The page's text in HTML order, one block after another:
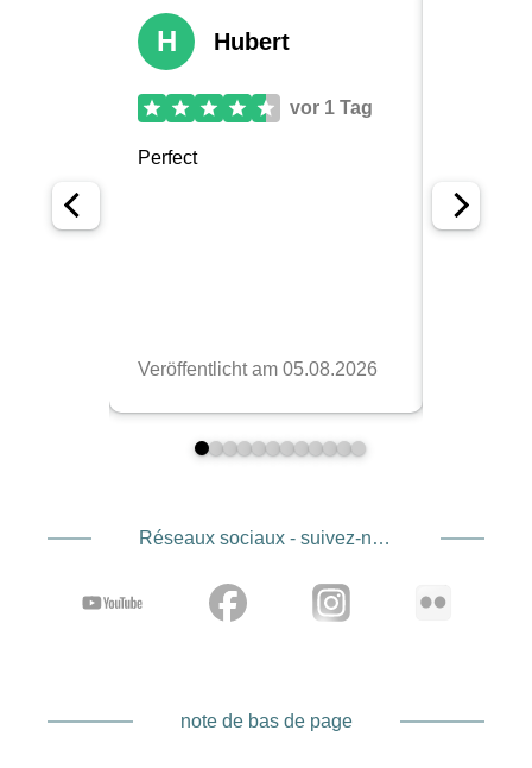
Réseaux sociaux - suivez-nous
note de bas de page